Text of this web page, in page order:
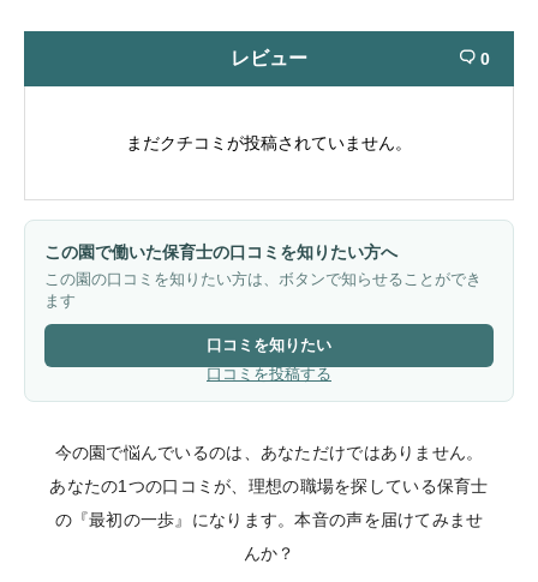
レビュー  0
まだクチコミが投稿されていません。
この園で働いた保育士の口コミを知りたい方へ
この園の口コミを知りたい方は、ボタンで知らせることができ
ます
口コミを知りたい
口コミを投稿する
今の園で悩んでいるのは、あなただけではありません。
あなたの1つの口コミが、理想の職場を探している保育士
の『最初の一歩』になります。本音の声を届けてみませ
んか？